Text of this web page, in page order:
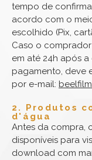
tempo de
acordo com o
escolhido (Pix,
Caso o
em até 24h após
pagamento, deve
por e-mail:
2. Produtos
d'água
Antes da compra,
disponíveis para
download com